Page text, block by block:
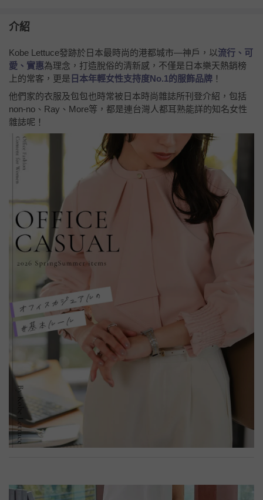
介紹
Kobe Lettuce發跡於日本最時尚的港都城市—神戶，以流行、可
愛、實惠為理念，打造脫俗的清新感，不僅是日本樂天熱銷榜
上的常客，更是 日本年輕女性支持度No.1的服飾品牌 ！
他們家的衣服及包包也時常被日本時尚雜誌所刊登介紹，包括
non-no、Ray、More等，都是連台灣人都耳熟能詳的知名女性
雜誌呢！